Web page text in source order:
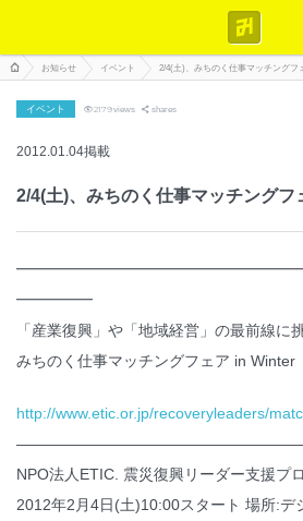
お知らせ イベント 2/4(土)、みちのく仕事マッチングフ
イベント 2179views shares
2012.01.04掲載
2/4(土)、みちのく仕事マッチングフ
━━━━━
「産業復興」や「地域経営」の最前線に
みちのく仕事マッチングフェア in Winter
http://www.etic.or.jp/recoveryleaders/
NPO法人ETIC. 震災復興リーダー支援プ
2012年2月4日(土)10:00スタート 場所:デ